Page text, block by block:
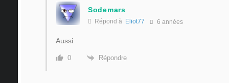
Sodemars
Répond à Eliot77 6 années
Aussi
0 Répondre